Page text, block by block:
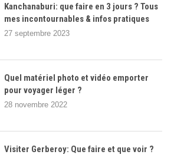
Kanchanaburi: que faire en 3 jours ? Tous
mes incontournables & infos pratiques
27 septembre 2023
Quel matériel photo et vidéo emporter
pour voyager léger ?
28 novembre 2022
Visiter Gerberoy: Que faire et que voir ?